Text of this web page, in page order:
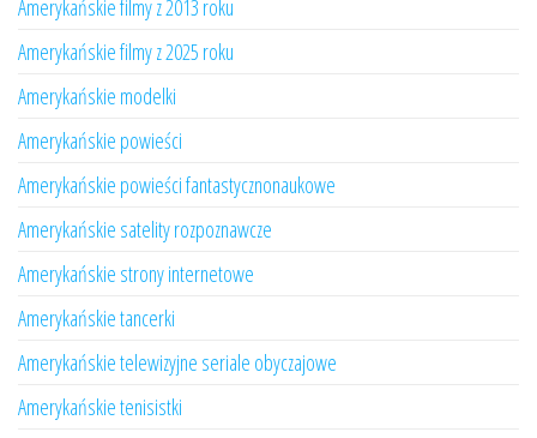
Amerykańskie filmy z 2013 roku
Amerykańskie filmy z 2025 roku
Amerykańskie modelki
Amerykańskie powieści
Amerykańskie powieści fantastycznonaukowe
Amerykańskie satelity rozpoznawcze
Amerykańskie strony internetowe
Amerykańskie tancerki
Amerykańskie telewizyjne seriale obyczajowe
Amerykańskie tenisistki